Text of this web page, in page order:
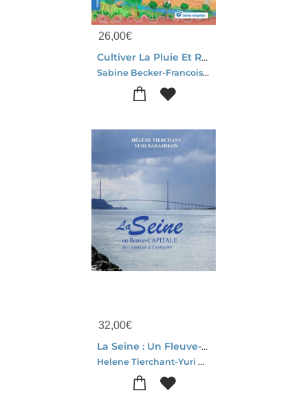
26,00€
Cultiver La Pluie Et Restaurer Le Chemin De L'eau : Sol Vivant, Agroforesterie Et Hydrologie Regenerative
Sabine Becker-Francois Rouillay-Marc Khanne-Carine Mayo
32,00€
La Seine : Un Fleuve-capitale Des Sources A L'estuaire
Helene Tierchant-Yuri Barashkov